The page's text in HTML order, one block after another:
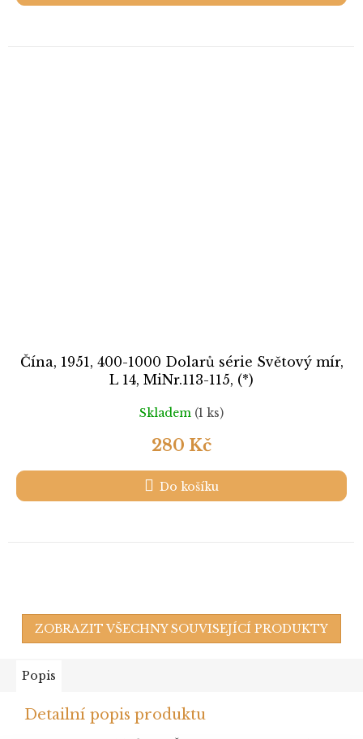
Čína, 1951, 400-1000 Dolarů série Světový mír,
L 14, MiNr.113-115, (*)
Skladem (1 ks)
280 Kč
Do košíku
ZOBRAZIT VŠECHNY SOUVISEJÍCÍ PRODUKTY
Popis
Detailní popis produktu